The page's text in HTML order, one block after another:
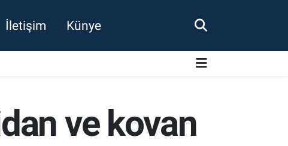
İletişim Künye
ve kovan